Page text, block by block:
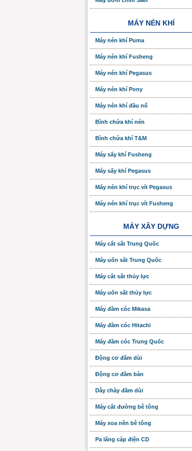
MÁY NÉN KHÍ
Máy nén khí Puma
Máy nén khí Fusheng
Máy nén khí Pegasus
Máy nén khí Pony
Máy nén khí đầu nổ
Bình chứa khí nén
Bình chứa khí T&M
Máy sấy khí Fusheng
Máy sấy khí Pegasus
Máy nén khí trục vít Pegasus
Máy nén khí trục vít Fusheng
MÁY XÂY DỰNG
Máy cắt sắt Trung Quốc
Máy uốn sắt Trung Quốc
Máy cắt sắt thủy lực
Máy uốn sắt thủy lực
Máy đầm cóc Mikasa
Máy đầm cóc Hitachi
Máy đầm cóc Trung Quốc
Động cơ đầm dùi
Động cơ đầm bàn
Dây chày đầm dùi
Máy cắt đường bê tông
Máy xoa nền bê tông
Pa lăng cáp điện CD